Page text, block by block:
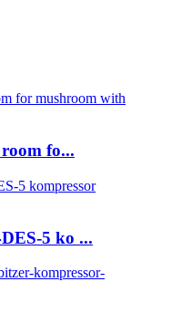
fo...
5 ko ...